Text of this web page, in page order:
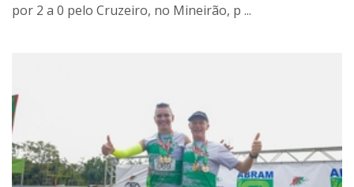
por 2 a 0 pelo Cruzeiro, no Mineirão, p ...